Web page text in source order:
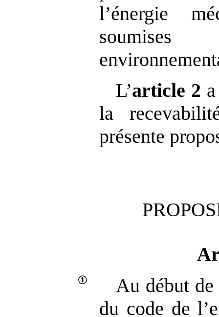
l’énergie
soumises
L’article 2
la
présente
Au début de
du code de